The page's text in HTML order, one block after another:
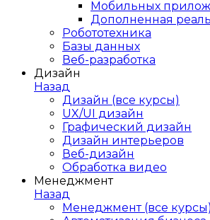
Мобильных
Дополненная
Робототехника
Базы данных
Веб-разработка
Дизайн
Назад
Дизайн (все курсы)
UX/UI дизайн
Графический дизайн
Дизайн интерьеров
Веб-дизайн
Обработка видео
Менеджмент
Назад
Менеджмент (все курсы)